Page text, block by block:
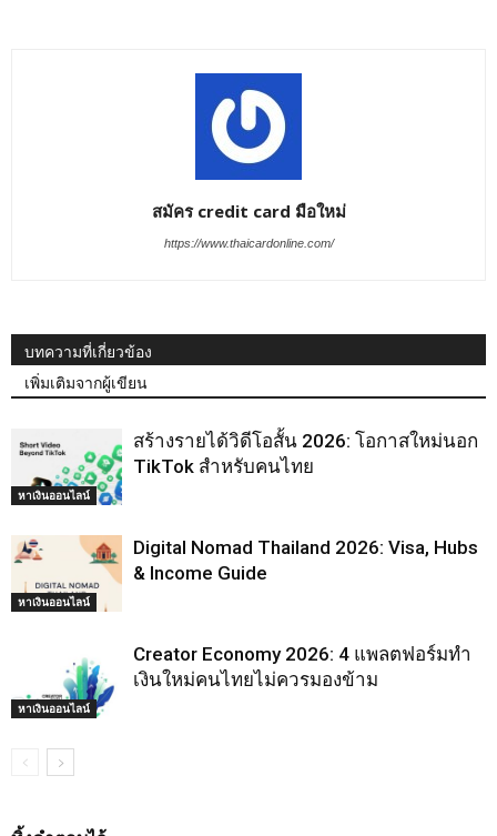
สมัคร credit card มือใหม่
https://www.thaicardonline.com/
บทความที่เกี่ยวข้อง
เพิ่มเติมจากผู้เขียน
หาเงินออนไลน์
สร้างรายได้วิดีโอสั้น 2026: โอกาสใหม่นอก
TikTok สำหรับคนไทย
หาเงินออนไลน์
Digital Nomad Thailand 2026: Visa, Hubs
& Income Guide
หาเงินออนไลน์
Creator Economy 2026: 4 แพลตฟอร์มทำ
เงินใหม่คนไทยไม่ควรมองข้าม